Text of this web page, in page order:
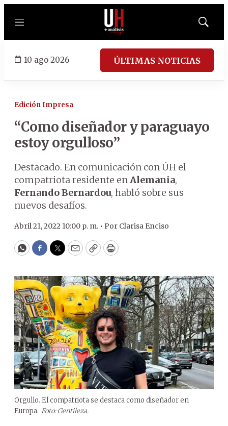
Menú
Mostrar
10 ago 2026 ÚLTIMAS NOTICIAS
Edición Impresa
“Como diseñador y paraguayo
estoy orgulloso”
Destacado. En comunicación con ÚH el
compatriota residente enAlemania,
Fernando Bernardou, habló sobre sus
nuevos desafíos.
Abril 21, 2022 10:00 p. m. • Por Clarisa Enciso
WhatsApp
Facebook
Twitter
EmailCopyPrint
Orgullo. El compatriota se destaca como diseñador en
Europa. Foto: Gentileza.